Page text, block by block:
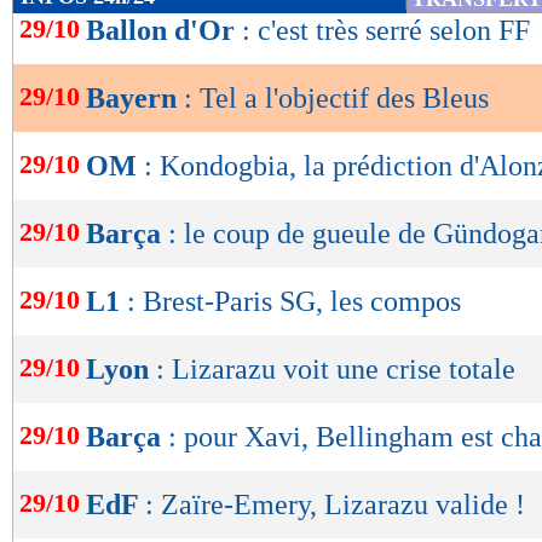
de
OK
29/10 Ballon d'Or : c'est très serré selon FF
29/10 Bayern : Tel a l'objectif des Bleus
29/10 OM : Kondogbia, la prédiction
29/10 Barça : le coup de gueule de
29/10 L1 : Brest-Paris SG, les compos
29/10 Lyon : Lizarazu voit une crise totale
29/10 Barça : pour Xavi, Bellingham est
29/10 EdF : Zaïre-Emery, Lizarazu valide !